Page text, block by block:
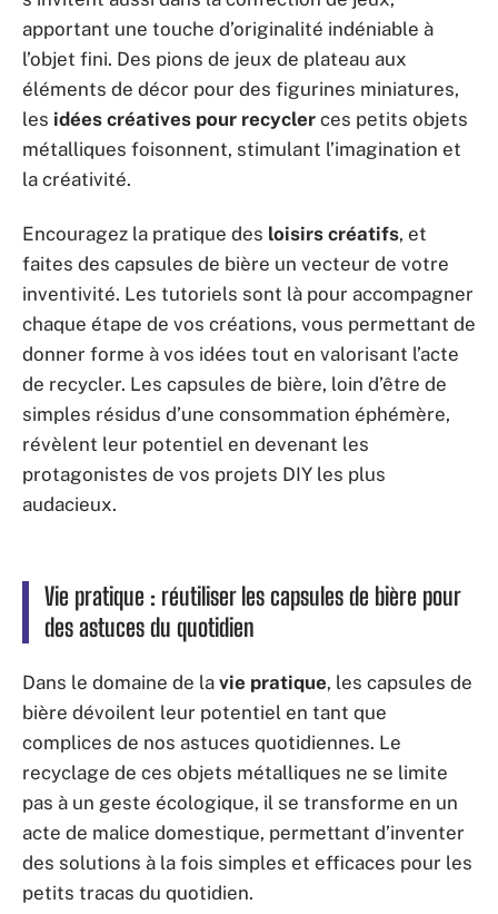
apportant une touche d’originalité indéniable à
l’objet fini. Des pions de jeux de plateau aux
éléments de décor pour des figurines miniatures,
les idées créatives pour recycler ces petits objets
métalliques foisonnent, stimulant l’imagination et
la créativité.
Encouragez la pratique des loisirs créatifs, et
faites des capsules de bière un vecteur de votre
inventivité. Les tutoriels sont là pour accompagner
chaque étape de vos créations, vous permettant de
donner forme à vos idées tout en valorisant l’acte
de recycler. Les capsules de bière, loin d’être de
simples résidus d’une consommation éphémère,
révèlent leur potentiel en devenant les
protagonistes de vos projets DIY les plus
audacieux.
Vie pratique : réutiliser les capsules de bière pour
des astuces du quotidien
Dans le domaine de la vie pratique, les capsules de
bière dévoilent leur potentiel en tant que
complices de nos astuces quotidiennes. Le
recyclage de ces objets métalliques ne se limite
pas à un geste écologique, il se transforme en un
acte de malice domestique, permettant d’inventer
des solutions à la fois simples et efficaces pour les
petits tracas du quotidien.